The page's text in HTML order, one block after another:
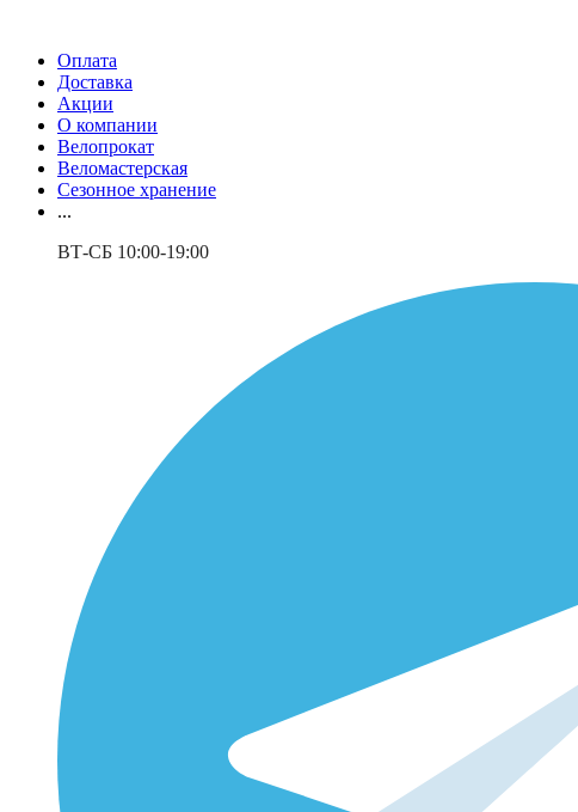
Оплата
Доставка
Акции
О компании
Велопрокат
Веломастерская
Сезонное хранение
...
ВТ-СБ 10:00-19:00